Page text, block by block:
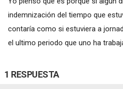
indemnización del tiempo que
contaría como si estuviera a
el ultimo periodo que uno ha
1 RESPUESTA